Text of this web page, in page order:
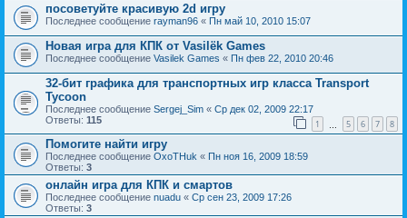
посоветуйте красивую 2d игру
Последнее сообщение rayman96 « Пн май 10, 2010 15:07
Новая игра для КПК от Vasilёk Games
Последнее сообщение Vasilek Games « Пн фев 22, 2010 20:46
32-бит графика для транспортных игр класса Transport
Tycoon
Последнее сообщение Sergej_Sim « Ср дек 02, 2009 22:17
Ответы: 115 1 5 6 7 8
Помогите найти игру
Последнее сообщение OxoTHuk « Пн ноя 16, 2009 18:59
Ответы: 3
онлайн игра для КПК и смартов
Последнее сообщение nuadu « Ср сен 23, 2009 17:26
Ответы: 3